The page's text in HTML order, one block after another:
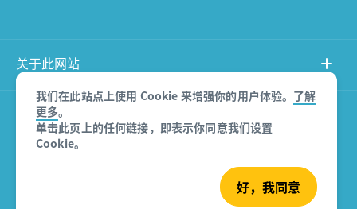
我们在此站点上使用 Cookie 来增强你的用户体验。 了解
更多。
单击此页上的任何链接，即表示你同意我们设置
Cookie。
好，我同意
关于此网站
产品免责声明
沪ICP备08007532号-3